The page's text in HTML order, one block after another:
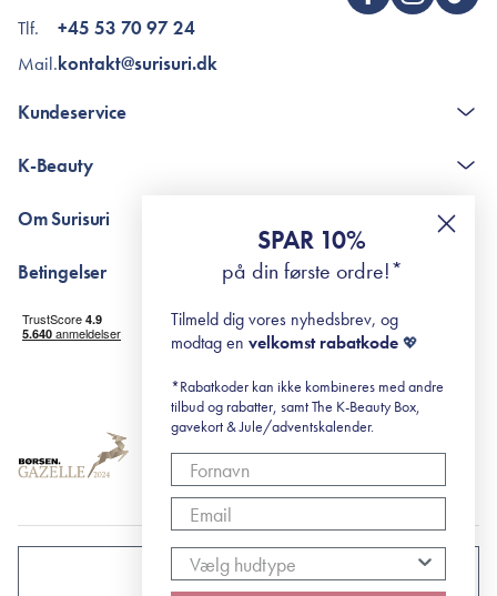
Tlf.
Mail.
+45 53 70 97 24
kontakt@surisuri.dk
Kundeservice
The K-Beauty Box - spørgsmål og svar
RE-ZIP
K-Beauty
Retinol for begyndere
surisuri's mini guide til rosacea
Om Surisuri
Black Friday
Betingelser
Levering og returnering
Handelsbetingelser
Abonnementsbetingelser
DANMARK
SPAR 10%
på din første ordre!*
Tilmeld dig vores nyhedsbrev, og
modtag en velkomst rabatkode 💖
*Rabatkoder kan ikke kombineres med andre
tilbud og rabatter, samt The K-Beauty Box,
gavekort & Jule/adventskalender.